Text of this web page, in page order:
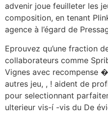
advenir joue feuilleter les
composition, en tenant
agence à l’égard de
Eprouvez qu’une fraction
collaborateurs comme
Vignes avec recompense
autres jeu, , ! aident de
pour selectionnant
ulterieur vis-í -vis du De